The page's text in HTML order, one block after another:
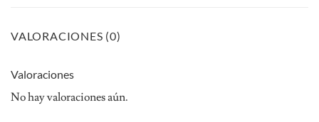
VALORACIONES (0)
Valoraciones
No hay valoraciones aún.